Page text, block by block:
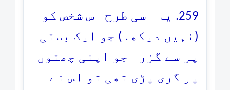
259. یا اسی طرح اس شخص کو
(نہیں دیکھا) جو ایک بستی
پر سے گزرا جو اپنی چھتوں
پر گری پڑی تھی تو اس نے